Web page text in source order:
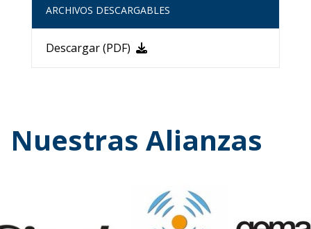
ARCHIVOS DESCARGABLES
Descargar (PDF)
Nuestras Alianzas